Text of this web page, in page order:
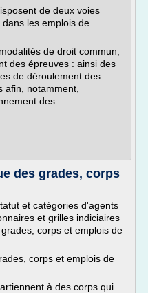
de deux voies
les emplois de
de droit commun,
des épreuves : ainsi des
de déroulement des
afin, notamment,
des...
des grades, corps
et catégories d'agents
et grilles indiciaires
corps et emplois de
corps et emplois de
à des corps qui